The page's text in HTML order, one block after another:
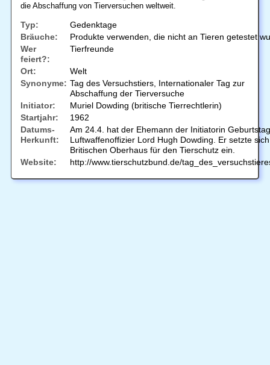
die Abschaffung von Tierversuchen weltweit.
Typ:
Gedenktage
Bräuche:
Produkte verwenden, die nicht an Tieren getestet
Wer
feiert?:
Tierfreunde
Ort:
Welt
Synonyme: Tag des Versuchstiers, Internationaler Tag zur
Abschaffung der Tierversuche
Initiator:
Muriel Dowding (britische Tierrechtlerin)
Startjahr:
1962
Datums-
Herkunft:
Am 24.4. hat der Ehemann der Initiatorin
Luftwaffenoffizier Lord Hugh Dowding. Er setzte
Britischen Oberhaus für den Tierschutz ein.
Website:
http://www.tierschutzbund.de/